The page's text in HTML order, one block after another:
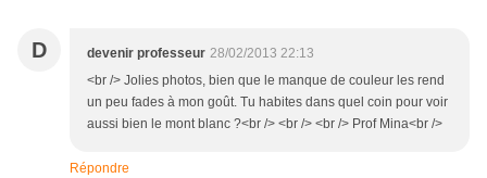
D devenir professeur 28/02/2013 22:13
<br /> Jolies photos, bien que le manque de couleur les rend
un peu fades à mon goût. Tu habites dans quel coin pour voir
aussi bien le mont blanc ?<br /> <br /> <br /> Prof Mina<br />
Répondre